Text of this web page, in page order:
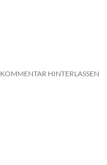
KOMMENTAR HINTERLASSEN